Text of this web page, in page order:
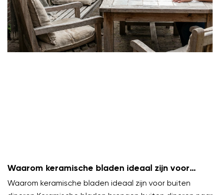
Waarom keramische bladen ideaal zijn voor
buiten dineren
Waarom keramische bladen ideaal zijn voor buiten